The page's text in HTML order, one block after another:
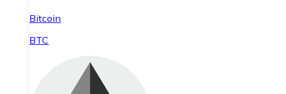
Bitcoin
BTC